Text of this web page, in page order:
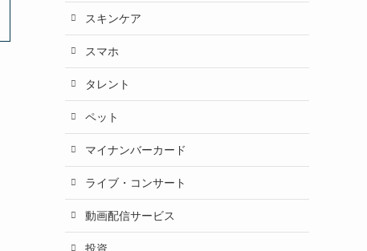
スキンケア
スマホ
タレント
ペット
マイナンバーカード
ライブ・コンサート
動画配信サービス
投資